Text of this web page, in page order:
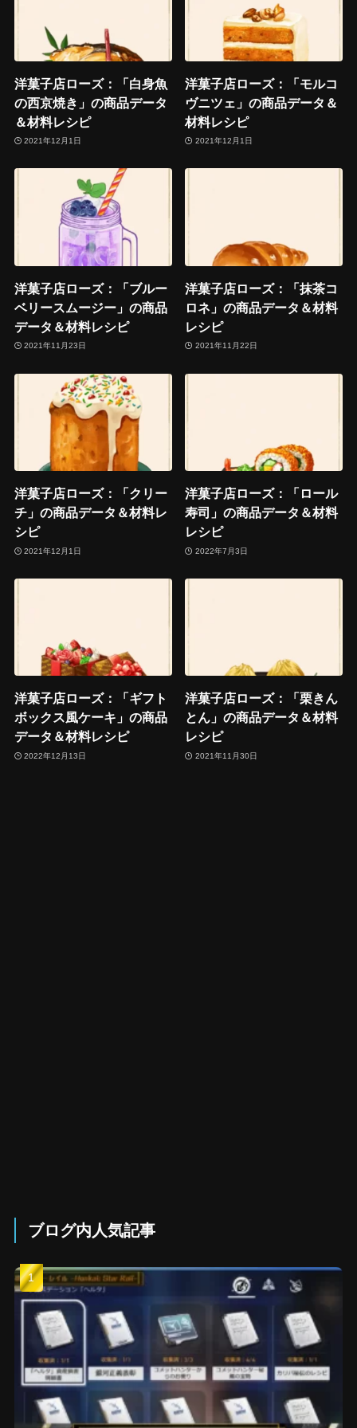
洋菓子店ローズ：「白身魚
の西京焼き」の商品データ
＆材料レシピ
2021年12月1日
洋菓子店ローズ：「モルコ
ヴニツェ」の商品データ＆
材料レシピ
2021年12月1日
洋菓子店ローズ：「ブルー
ベリースムージー」の商品
データ＆材料レシピ
2021年11月23日
洋菓子店ローズ：「抹茶コ
ロネ」の商品データ＆材料
レシピ
2021年11月22日
洋菓子店ローズ：「クリー
チ」の商品データ＆材料レ
シピ
2021年12月1日
洋菓子店ローズ：「ロール
寿司」の商品データ＆材料
レシピ
2022年7月3日
洋菓子店ローズ：「ギフト
ボックス風ケーキ」の商品
データ＆材料レシピ
2022年12月13日
洋菓子店ローズ：「栗きん
とん」の商品データ＆材料
レシピ
2021年11月30日
ブログ内人気記事